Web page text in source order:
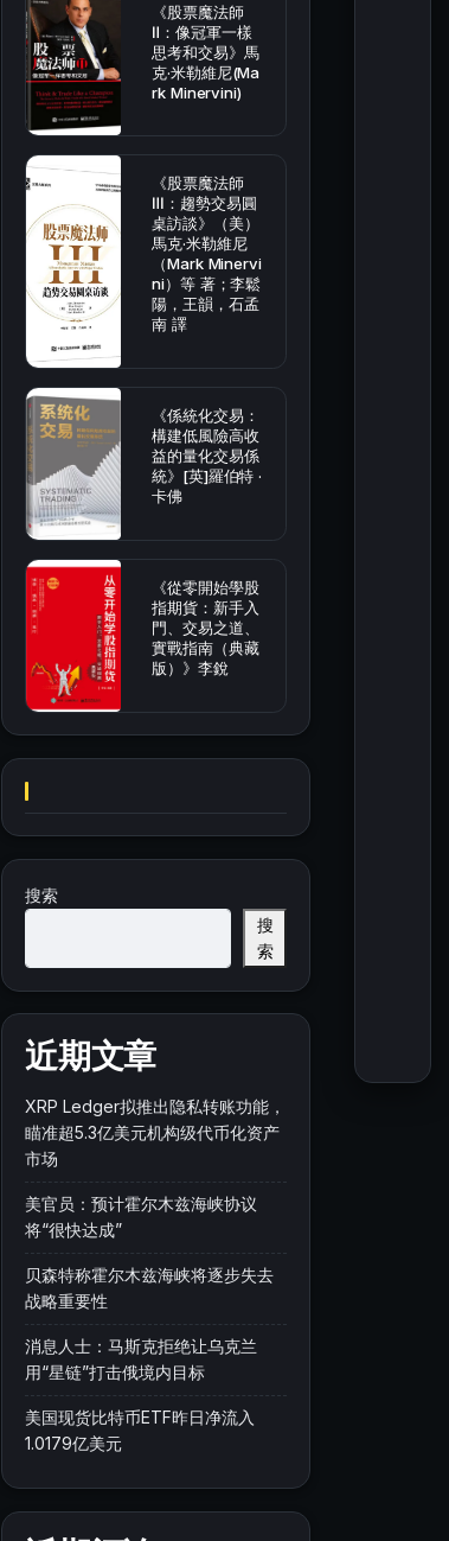
《股票魔法師
Ⅱ：像冠軍一樣
思考和交易》馬
克·米勒維尼(Ma
rk Minervini)
《股票魔法師
Ⅲ：趨勢交易圓
桌訪談》（美）
馬克·米勒維尼
（Mark Minervi
ni）等 著；李鬆
陽，王韻，石孟
南 譯
《係統化交易：
構建低風險高收
益的量化交易係
統》[英]羅伯特 ·
卡佛
《從零開始學股
指期貨：新手入
門、交易之道、
實戰指南（典藏
版）》李銳
搜索
搜
索
近期文章
XRP Ledger拟推出隐私转账功能，
瞄准超5.3亿美元机构级代币化资产
市场
美官员：预计霍尔木兹海峡协议
将“很快达成”
贝森特称霍尔木兹海峡将逐步失去
战略重要性
消息人士：马斯克拒绝让乌克兰
用“星链”打击俄境内目标
美国现货比特币ETF昨日净流入
1.0179亿美元